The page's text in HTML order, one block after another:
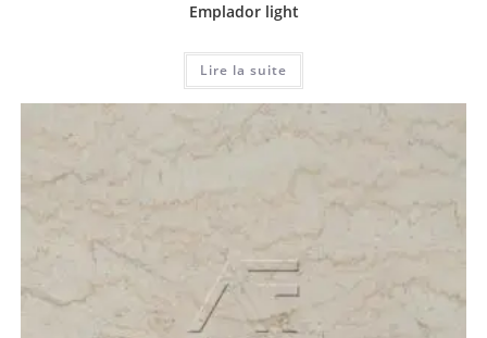
Emplador light
Lire la suite